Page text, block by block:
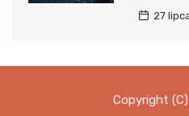
27
Copyright